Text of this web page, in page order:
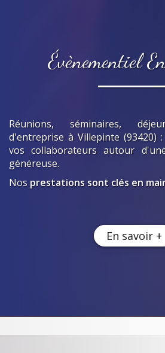
Évènementiel
Réunions, séminaires,
d'entreprise à Villepinte (93420):
vos collaborateurs autour
généreuse.
Nos prestations sont clés en
En savoir +